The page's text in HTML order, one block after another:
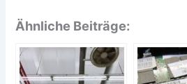
Ähnliche Beiträge: